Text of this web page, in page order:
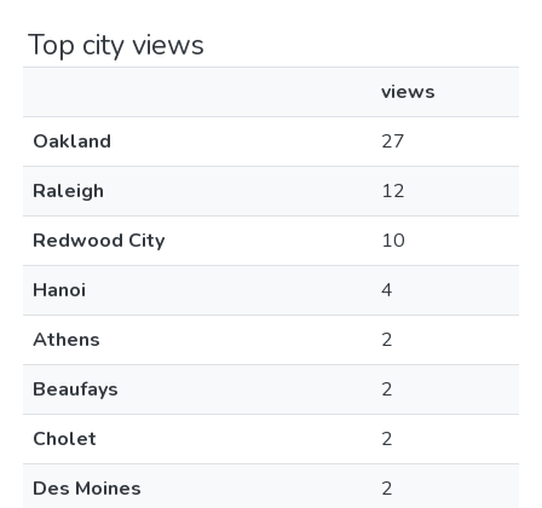
Top city views
views
Oakland
27
Raleigh
12
Redwood City
10
Hanoi
4
Athens
2
Beaufays
2
Cholet
2
Des Moines
2